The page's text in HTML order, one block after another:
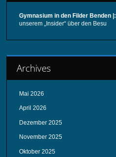
Gymnasium in den Filder Benden |:
unserem „Insider“ über den Besu
Archives
Mai 2026
April 2026
Dezember 2025
November 2025
Oktober 2025